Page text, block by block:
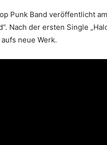
Punk Band veröffentlicht
Nach der ersten Single
neue Werk.